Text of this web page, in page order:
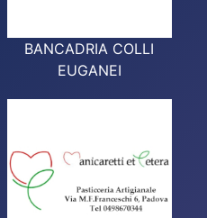
BANCADRIA COLLI
EUGANEI